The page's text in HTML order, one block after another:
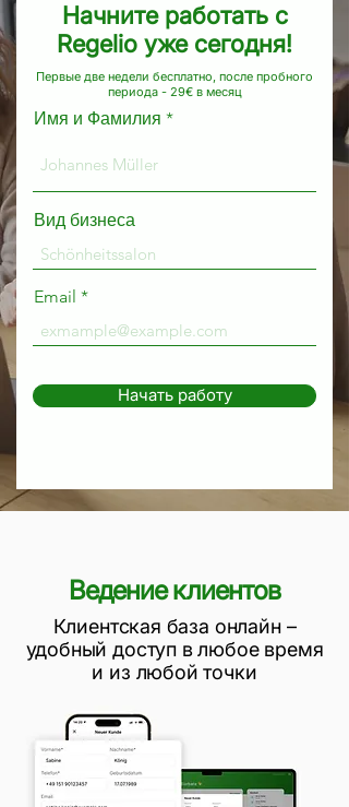
Начните работать с
Regelio уже сегодня!
Первые две недели бесплатно, после пробного
периода - 29€ в месяц
Имя и Фамилия
Вид бизнеса
Email
Начать работу
Ведение клиентов
Клиентская база онлайн –
удобный доступ в любое время
и из любой точки